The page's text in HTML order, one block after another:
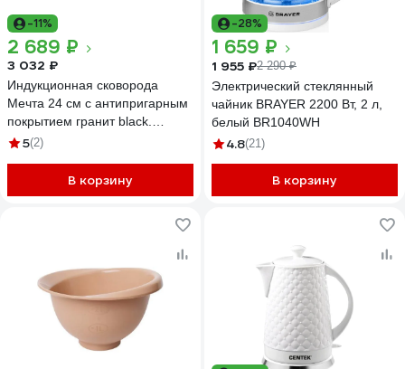
-11%
2 689 ₽
3 032 ₽
Индукционная сковорода
Мечта 24 см с антипригарным
покрытием гранит black.
induction pro 24802И
5(2)
В корзину
-28%
1 659 ₽
1 955 ₽2 290 ₽
Электрический стеклянный
чайник BRAYER 2200 Вт, 2 л,
белый BR1040WH
4.8(21)
В корзину